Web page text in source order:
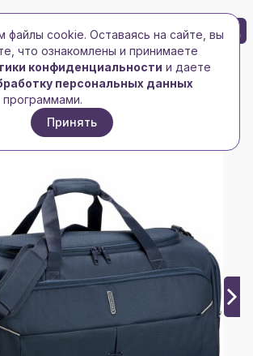
БРЕНД-ЛОГО 0
чемоданы/Сумки дорожные/
Ironik 2.0 L, синяя
файлы cookie. Оставаясь на сайте, вы
что ознакомлены и принимаете
конфиденциальности и даете
персональных данных
Принять